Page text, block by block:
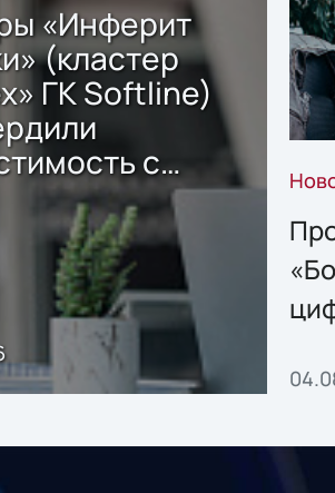
«Инферит
(кластер
ГК Softline)
с
Sharx
2.x для
данных